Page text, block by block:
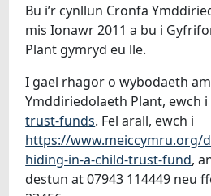
Bu i’r cynllun Cronfa
mis Ionawr 2011 a bu i
Plant gymryd eu lle.
I gael rhagor o wybodaeth
Ymddiriedolaeth Plant, ewch i
trust-funds. Fel arall, ewch i
https://www.meiccymru.org/
hiding-in-a-child-trust-fund,
destun at 07943 114449 neu